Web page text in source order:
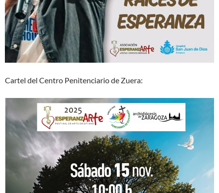
Cartel del Centro Penitenciario de Zuera: